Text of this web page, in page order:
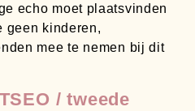
echo moet plaatsvinden
geen kinderen,
mee te nemen bij dit
/ tweede